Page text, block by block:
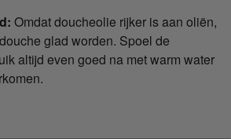
Omdat doucheolie rijker is aan oliën,
glad worden. Spoel de
altijd even goed na met warm water